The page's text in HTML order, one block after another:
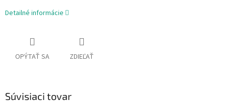
Detailné informácie
OPÝTAŤ SA ZDIEĽAŤ
Súvisiaci tovar